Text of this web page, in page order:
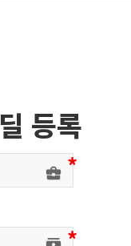
등록
business_center